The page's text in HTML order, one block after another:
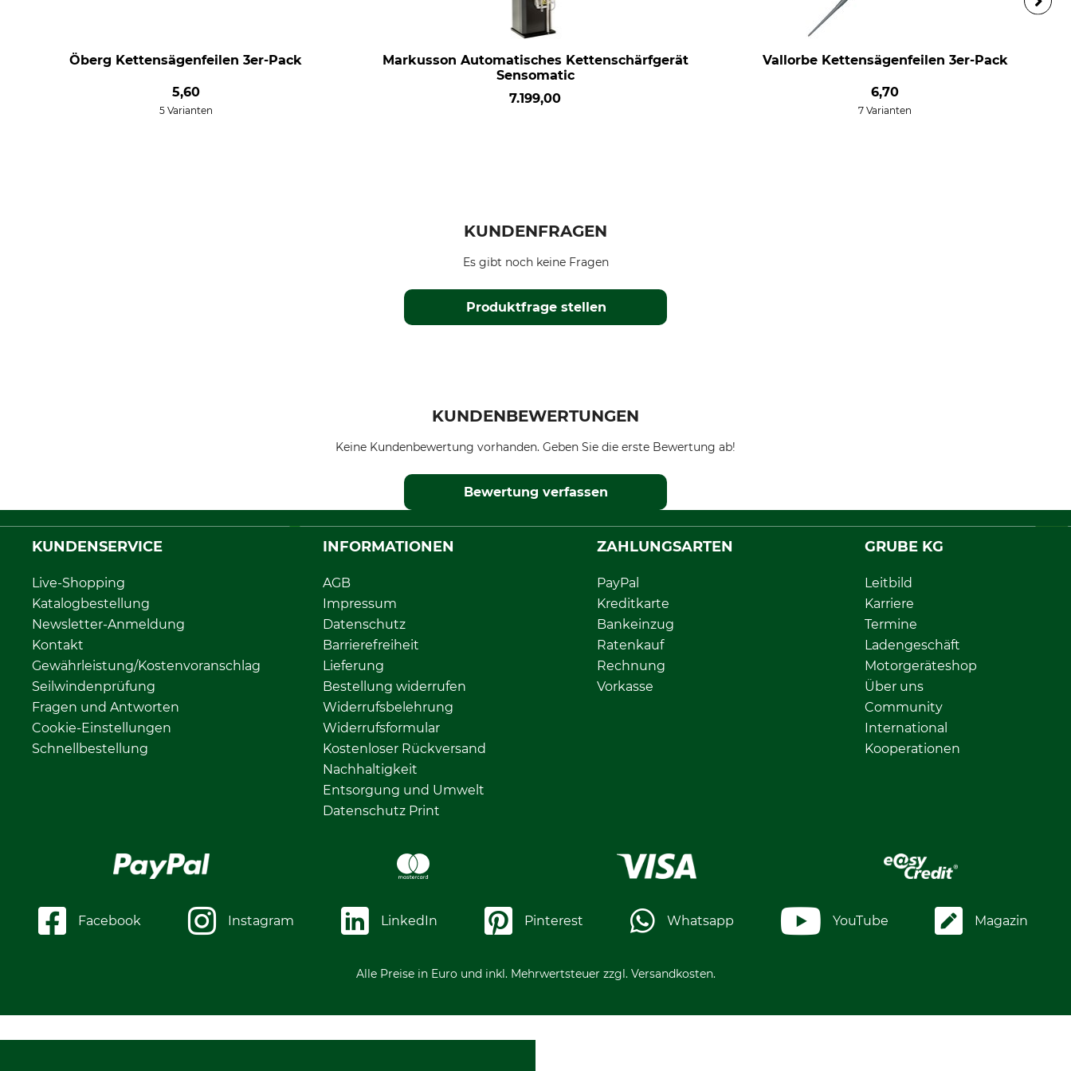
Öberg Kettensägenfeilen 3er-Pack
5,60
5 Varianten
Markusson Automatisches Kettenschärfgerät
Sensomatic
7.199,00
Vallorbe Kettensägenfeilen 3er-Pack
6,70
7 Varianten
KUNDENFRAGEN
Produktfrage stellen
Es gibt noch keine Fragen
KUNDENBEWERTUNGEN
Keine Kundenbewertung vorhanden. Geben Sie die erste Bewertung ab!
Bewertung verfassen
KUNDENSERVICE
Live-Shopping
Katalogbestellung
Newsletter-Anmeldung
Kontakt
Gewährleistung/Kostenvoranschlag
Seilwindenprüfung
Fragen und Antworten
Cookie-Einstellungen
Schnellbestellung
INFORMATIONEN
AGB
Impressum
Datenschutz
Barrierefreiheit
Lieferung
Bestellung widerrufen
Widerrufsbelehrung
Widerrufsformular
Kostenloser Rückversand
Nachhaltigkeit
Entsorgung und Umwelt
Datenschutz Print
ZAHLUNGSARTEN
PayPal
Kreditkarte
Bankeinzug
Ratenkauf
Rechnung
Vorkasse
GRUBE KG
Leitbild
Karriere
Termine
Ladengeschäft
Motorgeräteshop
Über uns
Community
International
Kooperationen
Facebook Instagram LinkedIn Pinterest Whatsapp YouTube Magazin
Alle Preise in Euro und inkl. Mehrwertsteuer zzgl. Versandkosten.